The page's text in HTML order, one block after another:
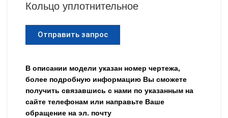
Кольцо уплотнительное
Отправить запрос
В описании модели указан номер чертежа,
более подробную информацию Вы сможете
получить связавшись с нами по указанным на
сайте телефонам или направьте Ваше
обращение на эл. почту